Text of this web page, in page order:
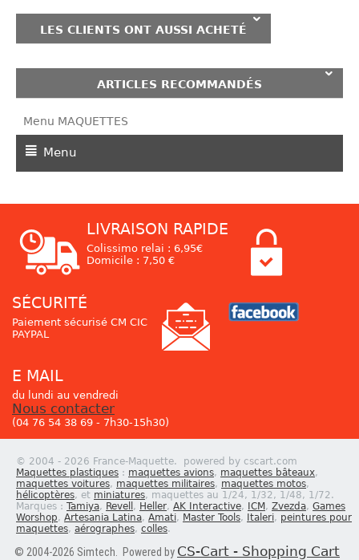
LES CLIENTS ONT AUSSI ACHETÉ
ARTICLES RECOMMANDÉS
Menu MAQUETTES
Menu
LIVRAISON RAPIDE
Colissimo relai : 6,95€
Domicile : 7,50 €
SÉCURITÉ
Paiement sécurisé CM CIC
PAYPAL
E MAIL
du lundi au vendredi
Nous contacter
(04 76 54 38 69 - 7h30-15h30)
© 2004 - 2026 France-Maquette. powered by cscart.com
Maquettes plastiques : maquettes avions, maquettes bâteaux,
maquettes voitures, maquettes militaires, maquettes motos,
hélicoptères, et miniatures, maquettes au 1/24, 1/32, 1/48, 1/72.
Marques : Tamiya, Revell , Heller, AK Interactive, ICM , Zvezda, Games
Worshop, Artesania Latina, Amati, Master Tools, Italeri, peintures pour
maquettes, aérographes, colles.
© 2004-2026 Simtech. Powered by CS-Cart - Shopping Cart